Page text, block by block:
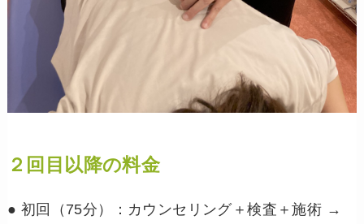
２回目以降の料金
● 初回（75分）：カウンセリング＋検査＋施術 →